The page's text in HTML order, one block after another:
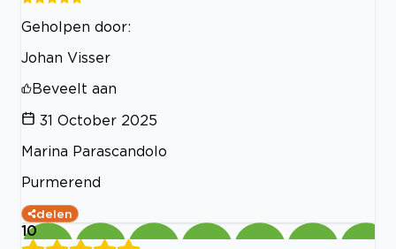
Geholpen door:
Johan Visser
Beveelt aan
31 October 2025
Marina Parascandolo
Purmerend
delen
10